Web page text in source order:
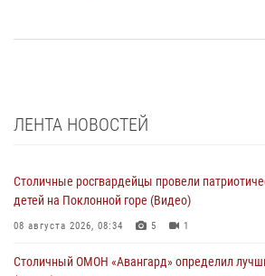
ЛЕНТА НОВОСТЕЙ
Столичные росгвардейцы провели
детей на Поклонной горе (Видео)
08 августа 2026, 08:34 5 1
Столичный ОМОН «Авангард» определил